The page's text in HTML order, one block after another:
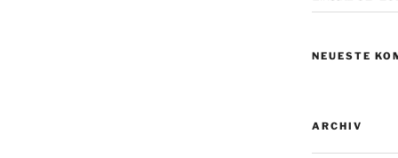
NEUESTE
ARCHIV